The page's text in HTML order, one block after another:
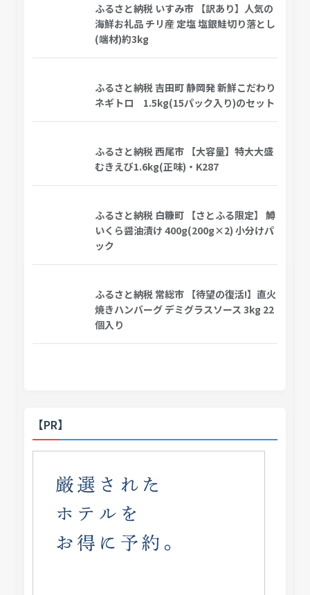
ふるさと納税 いすみ市 【訳あり】人気の
海鮮お礼品 チリ産 定塩 塩銀鮭切り落とし
(端材)約3kg
ふるさと納税 吉田町 静岡発 新鮮こだわり
ネギトロ 1.5kg(15パック入り)のセット
ふるさと納税 西尾市 【大容量】特大大盛
むきえび1.6kg(正味)・K287
ふるさと納税 白糠町 【さとふる限定】 鱒
いくら醤油漬け 400g(200g×2) 小分けパ
ック
ふるさと納税 常総市 【待望の復活!】直火
焼きハンバーグ デミグラスソース 3kg 22
個入り
【PR】